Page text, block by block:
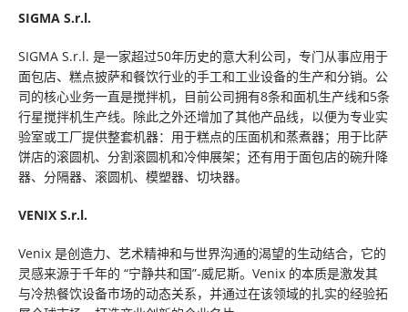
SIGMA S.r.l.
SIGMA S.r.l. 是一家超过50年历史的意大利公司，专门从事应用于
面包店、糕点披萨和餐饮行业的手工和工业设备的生产和分销。公
司的核心业务一直是搅拌机，目前公司拥有8条和面机生产线和5条
行星搅拌机生产线。除此之外还增加了其他产品线，以便为专业实
验室或工厂提供整套机器：用于糕点的压面机和蒸煮器；用于比萨
饼店的滚圆机、分割滚圆机和冷伸展架；还有用于面包店的碗升降
器、分隔器、滚圆机、模塑器、切块器。
VENIX S.r.l.
Venix 是创造力、艺术精神和与世界沟通的渴望的生动结合，它的
灵感来源于千年的 “宁静共和国”-威尼斯。Venix 的本质是激发其
与冷热餐饮设备市场的动态关系，并通过在该领域的扎实的经验拓